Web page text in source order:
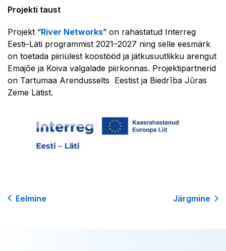
Projekti taust
Projekt “River Networks” on rahastatud Interreg
Eesti–Läti programmist 2021–2027 ning selle eesmärk
on toetada piiriülest koostööd ja jätkusuutlikku arengut
Emajõe ja Koiva valgalade piirkonnas. Projektipartnerid
on Tartumaa Arendusselts Eestist ja Biedrība Jūras
Zeme Lätist.
Eelmine Järgmine